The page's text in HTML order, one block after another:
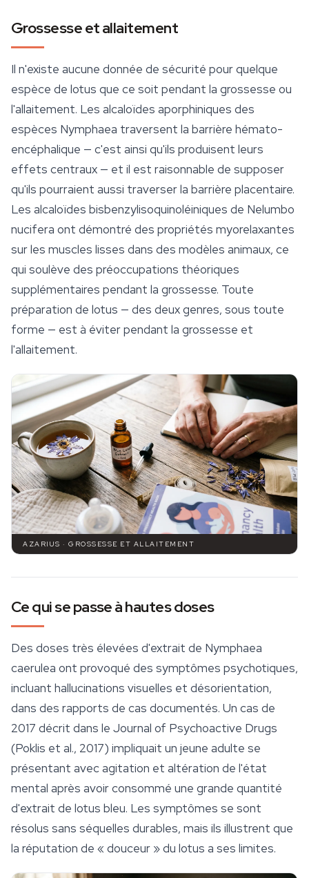
Grossesse et allaitement
Il n'existe aucune donnée de sécurité pour quelque
espèce de lotus que ce soit pendant la grossesse ou
l'allaitement. Les alcaloïdes aporphiniques des
espèces Nymphaea traversent la barrière hémato-
encéphalique — c'est ainsi qu'ils produisent leurs
effets centraux — et il est raisonnable de supposer
qu'ils pourraient aussi traverser la barrière placentaire.
Les alcaloïdes bisbenzylisoquinoléiniques de Nelumbo
nucifera ont démontré des propriétés myorelaxantes
sur les muscles lisses dans des modèles animaux, ce
qui soulève des préoccupations théoriques
supplémentaires pendant la grossesse. Toute
préparation de lotus — des deux genres, sous toute
forme — est à éviter pendant la grossesse et
l'allaitement.
AZARIUS · GROSSESSE ET ALLAITEMENT
Ce qui se passe à hautes doses
Des doses très élevées d'extrait de Nymphaea
caerulea ont provoqué des symptômes psychotiques,
incluant hallucinations visuelles et désorientation,
dans des rapports de cas documentés. Un cas de
2017 décrit dans le Journal of Psychoactive Drugs
(Poklis et al., 2017) impliquait un jeune adulte se
présentant avec agitation et altération de l'état
mental après avoir consommé une grande quantité
d'extrait de lotus bleu. Les symptômes se sont
résolus sans séquelles durables, mais ils illustrent que
la réputation de « douceur » du lotus a ses limites.